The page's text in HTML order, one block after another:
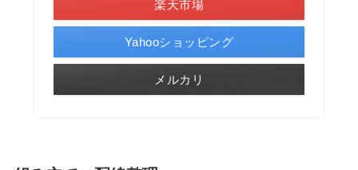
楽天市場
Yahooショッピング
メルカリ